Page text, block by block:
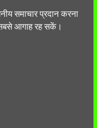
समाचार प्रदान करना
आगाह रह सकें।